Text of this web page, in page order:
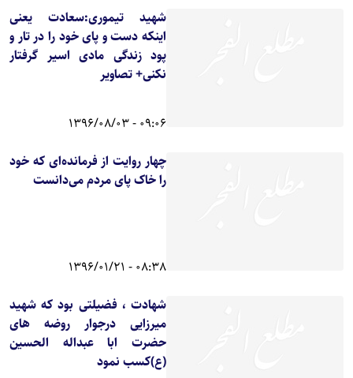
شهید تیموری:سعادت یعنی
اینکه دست و پای خود را در تار و
پود زندگی مادی اسیر گرفتار
نکنی+ تصاویر
09:06 - 1396/08/03
چهار روایت از فرمانده‌ای که خود
را خاک پای مردم می‌دانست
08:38 - 1396/01/21
شهادت ، فضیلتی بود که شهید
میرزایی درجوار روضه های
حضرت ابا عبداله الحسین
(ع)کسب نمود